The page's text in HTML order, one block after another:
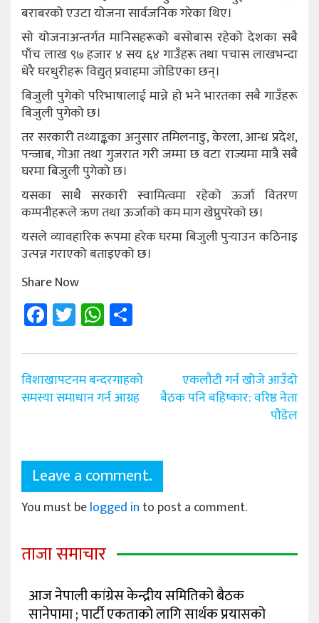
बराबरको एउटा योजना सार्वजनिक गरेका थिए।
सो योजनाअन्तर्गत मानिसहरूको बसोबास रहेको देशका सबै
पाँच लाख ९७ हजार ४ सय ६४ गाउँहरू तथा पचास लाखभन्दा
धेरै घरधुरीहरू विद्युत् प्रवाहमा जोडिएका छन्।
बिजुली पुगेको परिभाषालाई मान्ने हो भने भारतका सबै गाउँहरू
बिजुली पुगेको छ।
तर सरकारी तथ्याङ्कका अनुसार तमिलनाडु, केरला, आन्ध्र प्रदेश,
पन्जाब, गोआ तथा गुजरात गरी जम्मा छ वटा राज्यमा मात्रै सबै
घरमा बिजुली पुगेको छ।
यसका साथै सरकारी स्वामित्वमा रहेको ऊर्जा वितरण
कम्पनीहरूले ऋण तथा ऊर्जाको कम माग खेप्नुपरेको छ।
यसले व्यावहारिक रूपमा हरेक घरमा बिजुली पुर्‍याउन कठिनाइ
उत्पन्न गराएको बताइएको छ।
Share Now
Facebook
TwitterWhatsApp
Post
navigation
विशाखापटनम बन्दरगाहको
समस्या समाधान गर्न आग्रह
एकलौटी गर्न खोजे आउँदो
बैठक पनि बहिष्कार: वरिष्ठ नेता
पौडेल
Leave a comment.
You must belogged in to post a comment.
ताजा समाचार
आज नेपाली कांग्रेस केन्द्रीय समितिको बैठक
सानेपामा ; पार्टी एकताको लागि सार्थक प्रयासको